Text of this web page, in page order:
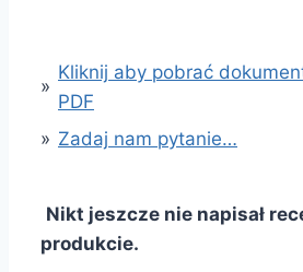
»
Kliknij aby pobrać
PDF
» Zadaj nam pytanie…
Nikt jeszcze nie napisał
produkcie.